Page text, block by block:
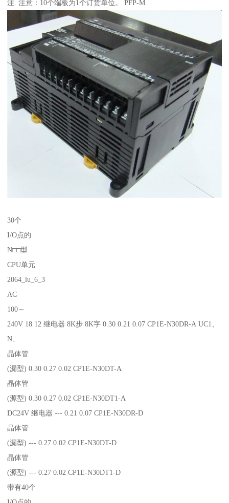
注. 注意：10个端板为1个订货单位。 PFP-M
30个
I/O点的
N□□型
CPU单元
2064_lu_6_3
AC
100～
240V 18 12 继电器 8K步 8K字 0.30 0.21 0.07 CP1E-N30DR-A UC1、
N、
晶体管
(漏型) 0.30 0.27 0.02 CP1E-N30DT-A
晶体管
(源型) 0.30 0.27 0.02 CP1E-N30DT1-A
DC24V 继电器 --- 0.21 0.07 CP1E-N30DR-D
晶体管
(漏型) --- 0.27 0.02 CP1E-N30DT-D
晶体管
(源型) --- 0.27 0.02 CP1E-N30DT1-D
带有40个